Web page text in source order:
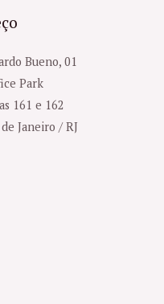
Bueno, 01
Park
161 e 162
Janeiro / RJ